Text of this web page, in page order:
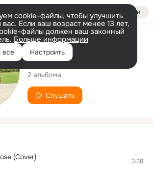
Войти
cookie-файлы, чтобы улучшить
Если ваш возраст менее 13 лет,
файлы должен ваш законный
Больше информации
все Настроить
Исполнитель
Clara Rozo
2 альбома
Слушать
(Cover) 3:38